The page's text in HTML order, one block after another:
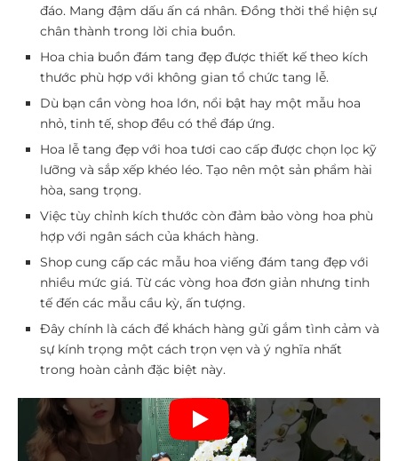
đáo. Mang đậm dấu ấn cá nhân. Đồng thời thể hiện sự
chân thành trong lời chia buồn.
Hoa chia buồn đám tang đẹp được thiết kế theo kích
thước phù hợp với không gian tổ chức tang lễ.
Dù bạn cần vòng hoa lớn, nổi bật hay một mẫu hoa
nhỏ, tinh tế, shop đều có thể đáp ứng.
Hoa lễ tang đẹp với hoa tươi cao cấp được chọn lọc kỹ
lưỡng và sắp xếp khéo léo. Tạo nên một sản phẩm hài
hòa, sang trọng.
Việc tùy chỉnh kích thước còn đảm bảo vòng hoa phù
hợp với ngân sách của khách hàng.
Shop cung cấp các mẫu hoa viếng đám tang đẹp với
nhiều mức giá. Từ các vòng hoa đơn giản nhưng tinh
tế đến các mẫu cầu kỳ, ấn tượng.
Đây chính là cách để khách hàng gửi gắm tình cảm và
sự kính trọng một cách trọn vẹn và ý nghĩa nhất
trong hoàn cảnh đặc biệt này.